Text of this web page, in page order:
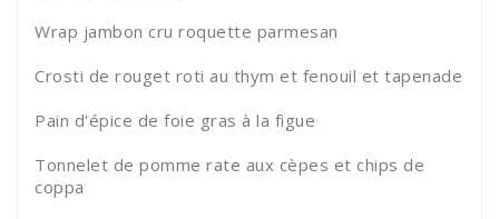
Wrap jambon cru roquette parmesan
Crosti de rouget roti au thym et fenouil et tapenade
Pain d'épice de foie gras à la figue
Tonnelet de pomme rate aux cèpes et chips de
coppa